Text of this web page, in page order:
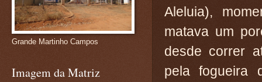
Aleluia),
matava um
desde correr
pela fogueira
Grande Martinho Campos
Imagem da Matriz